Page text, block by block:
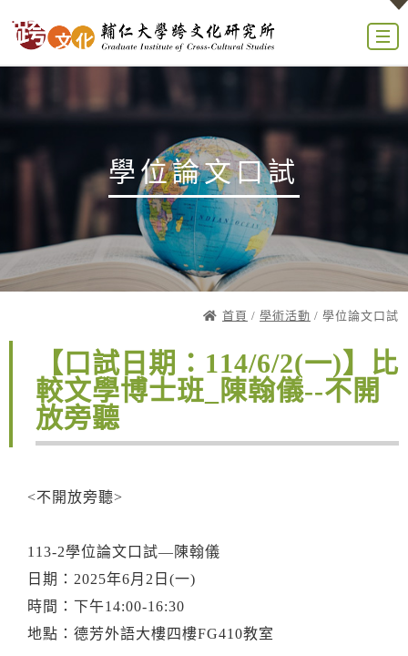
學位論文口試
首頁 / 學術活動 / 學位論文口試
【口試日期：114/6/2(一)】比
較文學博士班_陳翰儀--不開
放旁聽
<不開放旁聽>
113-2學位論文口試—陳翰儀
日期：2025年6月2日(一)
時間：下午14:00-16:30
地點：德芳外語大樓四樓FG410教室